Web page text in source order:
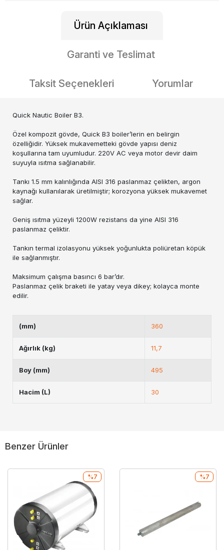
Ürün Açıklaması
Garanti ve Teslimat
Taksit Seçenekleri Yorumlar
Quick Nautic Boiler B3.
Özel kompozit gövde, Quick B3 boiler’lerin en belirgin
özelliğidir. Yüksek mukavemetteki gövde yapısı deniz
koşullarına tam uyumludur. 220V AC veya motor devir daim
suyuyla ısıtma sağlanabilir.
Tankı 1.5 mm kalınlığında AISI 316 paslanmaz çelikten, argon
kaynağı kullanılarak üretilmiştir; korozyona yüksek mukavemet
sağlar.
Geniş ısıtma yüzeyli 1200W rezistans da yine AISI 316
paslanmaz çeliktir.
Tankın termal izolasyonu yüksek yoğunlukta poliüretan köpük
ile sağlanmıştır.
Maksimum çalışma basıncı 6 bar’dır.
Paslanmaz çelik braketi ile yatay veya dikey; kolayca monte
edilir.
(mm) 360
Ağırlık (kg) 11,7
Boy (mm) 495
Hacim (L) 30
Benzer Ürünler
%7 %7